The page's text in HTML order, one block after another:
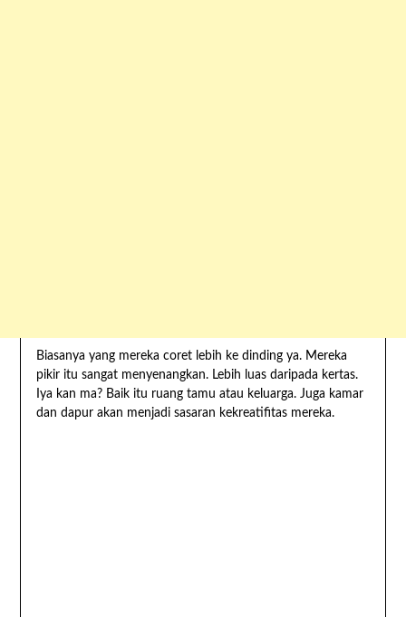
Biasanya yang mereka coret lebih ke dinding ya. Mereka
pikir itu sangat menyenangkan. Lebih luas daripada kertas.
Iya kan ma? Baik itu ruang tamu atau keluarga. Juga kamar
dan dapur akan menjadi sasaran kekreatifitas mereka.